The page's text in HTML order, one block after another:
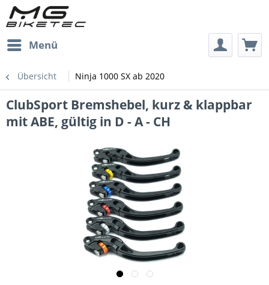
Menü
Übersicht Ninja 1000 SX ab 2020
ClubSport Bremshebel, kurz & klappbar
mit ABE, gültig in D - A - CH